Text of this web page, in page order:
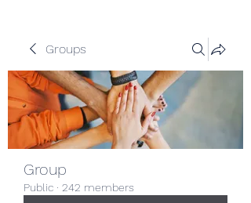
Groups
Group
Public · 242 members